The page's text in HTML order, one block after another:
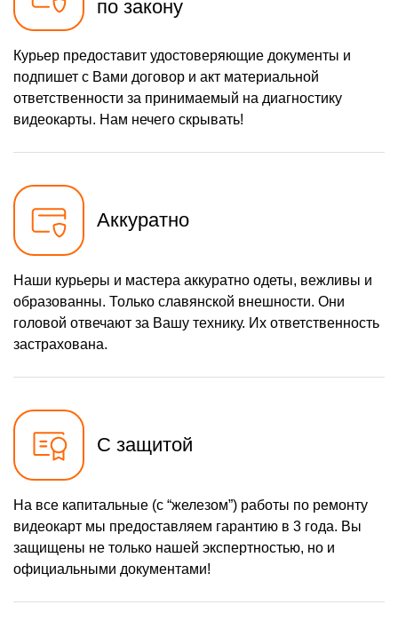
по закону
Курьер предоставит удостоверяющие документы и
подпишет с Вами договор и акт материальной
ответственности за принимаемый на диагностику
видеокарты. Нам нечего скрывать!
Аккуратно
Наши курьеры и мастера аккуратно одеты, вежливы и
образованны. Только славянской внешности. Они
головой отвечают за Вашу технику. Их ответственность
застрахована.
С защитой
На все капитальные (с “железом”) работы по ремонту
видеокарт мы предоставляем гарантию в 3 года. Вы
защищены не только нашей экспертностью, но и
официальными документами!